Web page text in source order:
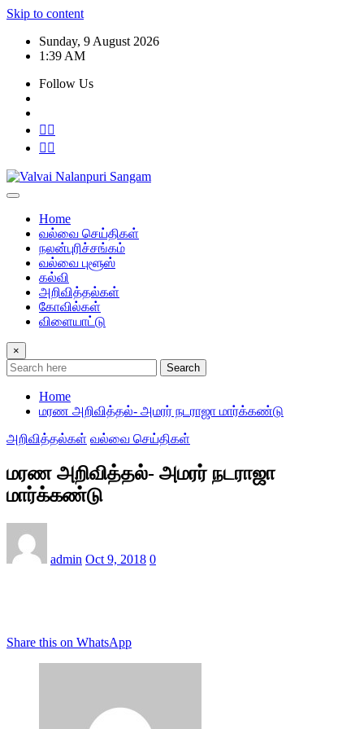
Skip to content
Sunday, 9 August 2026
1:39 AM
Follow Us
Home
வல்வை செய்திகள்
நலன்புரிச்சங்கம்
வல்வை புளூஸ்
கல்வி
அறிவித்தல்கள்
கோவில்கள்
விளையாட்டு
×
Search
Home
மரண அறிவித்தல்- அமரர் நடராஜா மார்க்கண்டு
அறிவித்தல்கள் வல்வை செய்திகள்
மரண அறிவித்தல்- அமரர் நடராஜா
மார்க்கண்டு
admin Oct 9, 2018 0
Share this on WhatsApp